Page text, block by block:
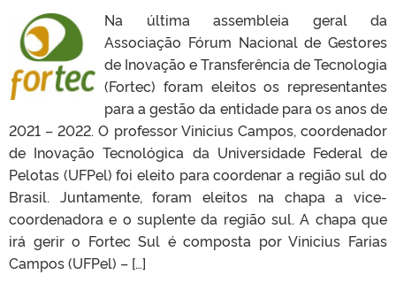
Na última assembleia geral da
Associação Fórum Nacional de Gestores
de Inovação e Transferência de Tecnologia
(Fortec) foram eleitos os representantes
para a gestão da entidade para os anos de
2021 – 2022. O professor Vinicius Campos, coordenador
de Inovação Tecnológica da Universidade Federal de
Pelotas (UFPel) foi eleito para coordenar a região sul do
Brasil. Juntamente, foram eleitos na chapa a vice-
coordenadora e o suplente da região sul. A chapa que
irá gerir o Fortec Sul é composta por Vinicius Farias
Campos (UFPel) – […]